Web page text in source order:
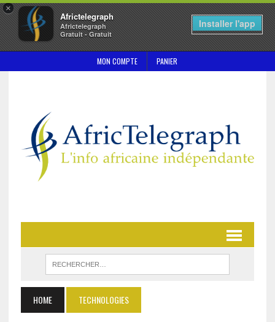
×
Africtelegraph
Africtelegraph
Gratuit - Gratuit
Installer l'app
MON COMPTE PANIER
HOME TECHNOLOGIES